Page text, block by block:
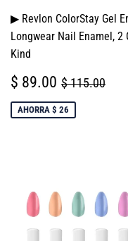
▶ Revlon ColorStay Gel
Longwear Nail Enamel, 2
Kind
PRECIO
DE
VENTA
$ 89.00 $
89.00
PRECIO
$ 115.00
AHORRA $ 26